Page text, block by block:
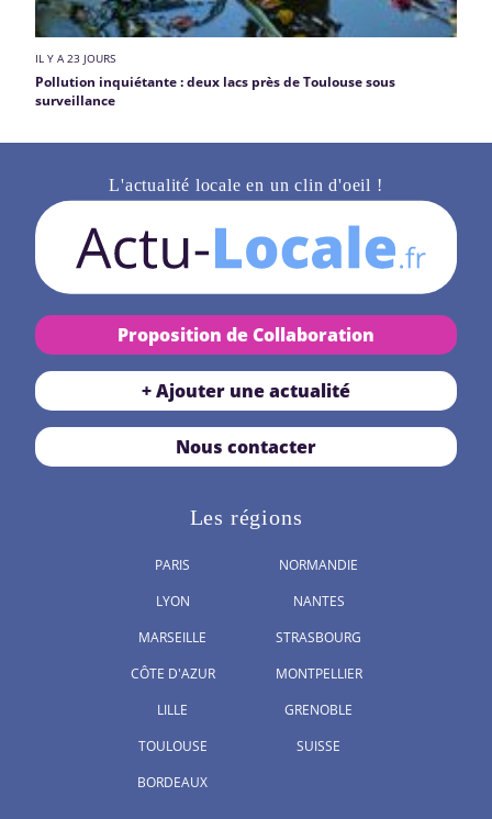
IL Y A 23 JOURS
Pollution inquiétante : deux lacs près de Toulouse sous
surveillance
L'actualité locale en un clin d'oeil !
Proposition de Collaboration
+ Ajouter une actualité
Nous contacter
Les régions
PARIS
LYON
MARSEILLE
CÔTE D'AZUR
LILLE
TOULOUSE
BORDEAUX
NORMANDIE
NANTES
STRASBOURG
MONTPELLIER
GRENOBLE
SUISSE